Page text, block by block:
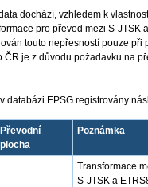
dochází, vzhledem k
pro převod mezi S-JTSK
touto nepřesností pouze při
je z důvodu požadavku na
databázi EPSG registrovány
Převodní
plocha
Poznámka
Transformace
S-JTSK a